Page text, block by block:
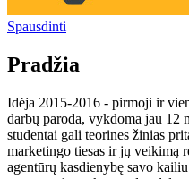
Spausdinti
Pradžia
Idėja 2015-2016 - pirmoji ir
darbų paroda, vykdoma jau 12
studentai gali teorines žinias
marketingo tiesas ir jų veikimą
agentūrų kasdienybę savo